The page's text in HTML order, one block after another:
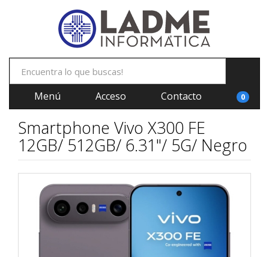
Menú Acceso Contacto 0
Smartphone Vivo X300 FE
12GB/ 512GB/ 6.31"/ 5G/ Negro